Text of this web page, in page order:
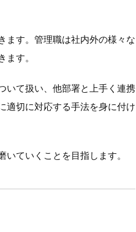
ます。管理職は社内外の様々な
す。
いて扱い、他部署と上手く連携
適切に対応する手法を身に付け
ていくことを目指します。